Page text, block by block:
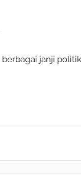
berbagai janji politik